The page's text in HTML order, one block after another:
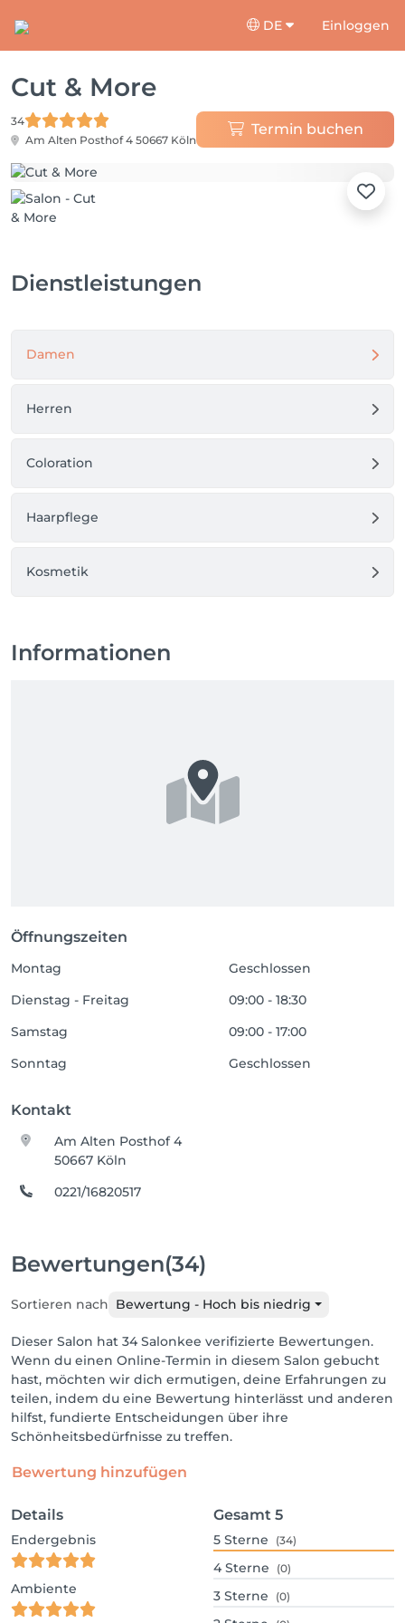
DE Einloggen
Cut & More
34
Am Alten Posthof 4 50667 Köln
Termin buchen
Dienstleistungen
Damen
Herren
Coloration
Haarpflege
Kosmetik
Informationen
Öffnungszeiten
Montag
Geschlossen
Dienstag - Freitag
09:00 - 18:30
Samstag
09:00 - 17:00
Sonntag
Geschlossen
Kontakt
Am Alten Posthof 4
50667 Köln
0221/16820517
Bewertungen(34)
Sortieren nach Bewertung - Hoch bis niedrig
Dieser Salon hat 34 Salonkee verifizierte Bewertungen.
Wenn du einen Online-Termin in diesem Salon gebucht
hast, möchten wir dich ermutigen, deine Erfahrungen zu
teilen, indem du eine Bewertung hinterlässt und anderen
hilfst, fundierte Entscheidungen über ihre
Schönheitsbedürfnisse zu treffen.
Bewertung hinzufügen
Details
Endergebnis
Ambiente
Gesamt 5
5 Sterne (34)
4 Sterne (0)
3 Sterne (0)